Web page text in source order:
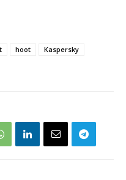
hoot
Kaspersky